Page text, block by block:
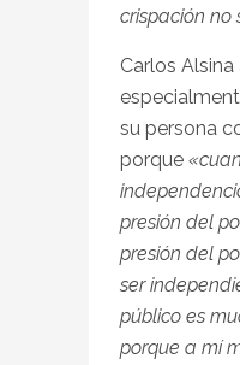
crispación no
Carlos
su persona
porque
presión del
presión del
ser
público es
porque a mí